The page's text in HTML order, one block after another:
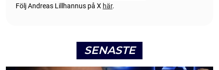
Följ Andreas Lillhannus på X här.
SENASTE